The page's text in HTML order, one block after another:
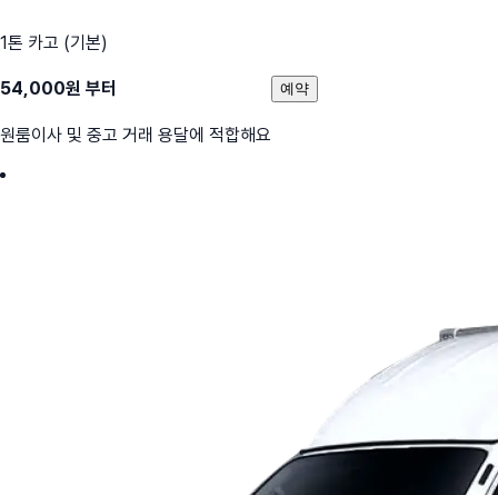
1톤 카고 (기본)
54,000원 부터
원룸이사 및 중고 거래 용달에 적합해요
예약